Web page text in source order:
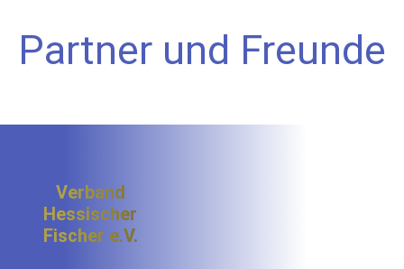
Partner und Freunde
Verband
Hessischer
Fischer e.V.